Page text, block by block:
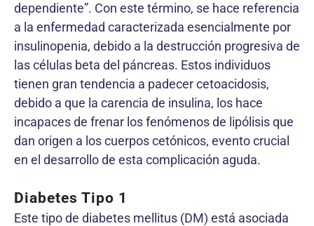
dependiente”. Con este término, se hace referencia
a la enfermedad caracterizada esencialmente por
insulinopenia, debido a la destrucción progresiva de
las células beta del páncreas. Estos individuos
tienen gran tendencia a padecer cetoacidosis,
debido a que la carencia de insulina, los hace
incapaces de frenar los fenómenos de lipólisis que
dan origen a los cuerpos cetónicos, evento crucial
en el desarrollo de esta complicación aguda.
Diabetes Tipo 1
Este tipo de diabetes mellitus (DM) está asociada